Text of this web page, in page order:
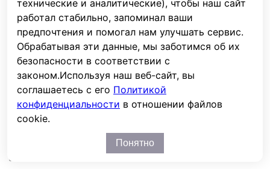
технические и аналитические), чтобы наш сайт
работал стабильно, запоминал ваши
предпочтения и помогал нам улучшать сервис.
Обрабатывая эти данные, мы заботимся об их
безопасности в соответствии с
законом.Используя наш веб-сайт, вы
соглашаетесь с его Политикой
конфиденциальности в отношении файлов
cookie.
Понятно
Вх. напряжение макс., В
280
Тип
Точность стабилизации вых.
напряжения, %
1
Длина, мм
Ширина, мм
Высота, мм
291
Вес, кг.